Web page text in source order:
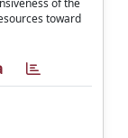
of the
toward